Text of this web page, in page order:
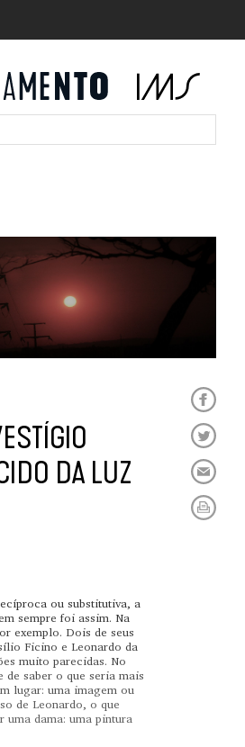
DA LUZ
ou substitutiva, a
sempre foi assim. Na
exemplo. Dois de seus
Ficino e Leonardo da
muito parecidas. No
de saber o que seria mais
lugar: uma imagem ou
de Leonardo, o que
uma dama: uma pintura